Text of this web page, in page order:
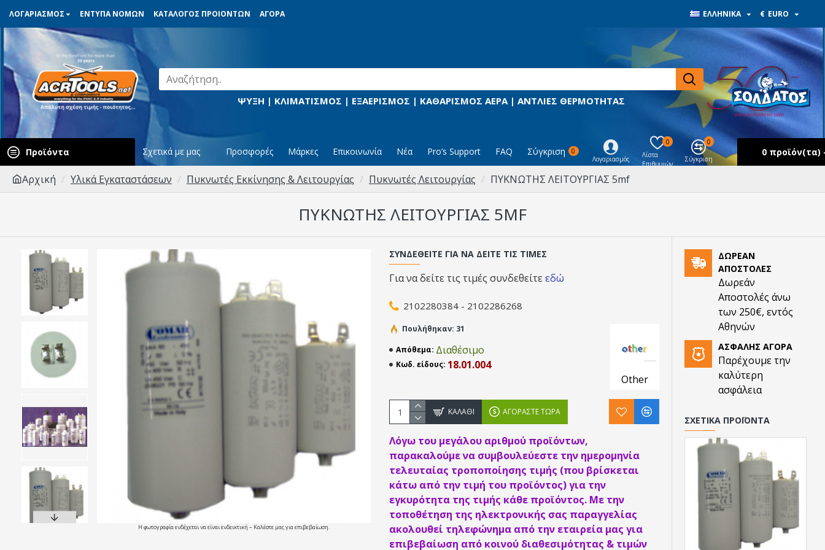
ΛΟΓΑΡΙΑΣΜΟΣ ΕΝΤΥΠΑ ΝΟΜΩΝ ΚΑΤΑΛΟΓΟΣ ΠΡΟΙΟΝΤΩΝ ΑΓΟΡΑ ΕΛΛΗΝΙΚΆ € EURO
ΨΥΞΗ | ΚΛΙΜΑΤΙΣΜΟΣ | ΕΞΑΕΡΙΣΜΟΣ | ΚΑΘΑΡΙΣΜΟΣ ΑΕΡΑ | ΑΝΤΛΙΕΣ ΘΕΡΜΟΤΗΤΑΣ
Προϊόντα Σχετικά με μας Προσφορές Μάρκες Επικοινωνία Νέα Pro’s Support FAQ Σύγκριση
0
Λογαριασμός
Λίστα
Επιθυμιών
0
Σύγκριση
0
0 προϊόν(τα)
Αρχική Υλικά Εγκαταστάσεων Πυκνωτές Εκκίνησης & Λειτουργίας Πυκνωτές Λειτουργίας ΠΥΚΝΩΤΗΣ ΛΕΙΤΟΥΡΓΙΑΣ 5mf
ΠΥΚΝΩΤΗΣ ΛΕΙΤΟΥΡΓΙΑΣ 5MF
Η φωτογραφία ενδέχεται να είναι ενδεικτική – Καλέστε μας για επιβεβαίωση.
ΣΥΝΔΕΘΕΊΤΕ ΓΙΑ ΝΑ ΔΕΊΤΕ ΤΙΣ ΤΙΜΈΣ
Για να δείτε τις τιμές συνδεθείτεεδώ
2102280384 - 2102286268
Απόθεμα: Διαθέσιμο
Κωδ. είδους: 18.01.004
Other
Πουλήθηκαν: 31
ΚΑΛΆΘΙ ΑΓΟΡΆΣΤΕ ΤΏΡΑ
Λόγω του μεγάλου αριθμού προϊόντων,
παρακαλούμε να συμβουλεύεστε την ημερομηνία
τελευταίας τροποποίησης τιμής (που βρίσκεται
κάτω από την τιμή του προϊόντος) για την
εγκυρότητα της τιμής κάθε προϊόντος. Με την
τοποθέτηση της ηλεκτρονικής σας παραγγελίας
ακολουθεί τηλεφώνημα από την εταιρεία μας για
επιβεβαίωση από κοινού διαθεσιμότητας & τιμών
ΔΩΡΕΆΝ
ΑΠΟΣΤΟΛΈΣ
Δωρεάν
Αποστολές άνω
των 250€, εντός
Αθηνών
ΑΣΦΑΛΉΣ ΑΓΟΡΆ
Παρέχουμε την
καλύτερη
ασφάλεια
ΣΧΕΤΙΚΆ ΠΡΟΪΌΝΤΑ